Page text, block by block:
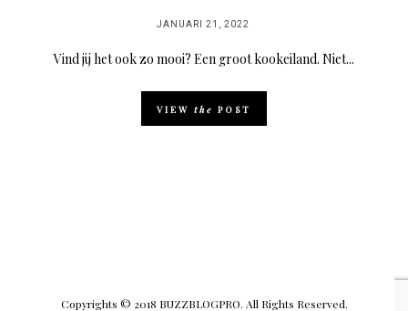
POSTED
JANUARI 21, 2022
Vind jij het ook zo mooi? Een groot kookeiland. Niet...
VIEW the POST
Copyrights © 2018 BUZZBLOGPRO. All Rights Reserved.